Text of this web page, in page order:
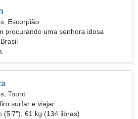
Escorpião
procurando uma senhora idosa
Touro
surfar e viajar
(5'7"), 61 kg (134 libras)